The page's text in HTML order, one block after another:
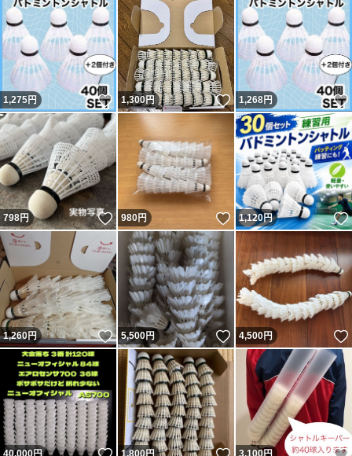
1,275円 いいね！
1,300円 いいね！
1,268円
798円 いいね！
980円 いいね！
1,120円
1,260円 いいね！
5,500円 いいね！
4,500円